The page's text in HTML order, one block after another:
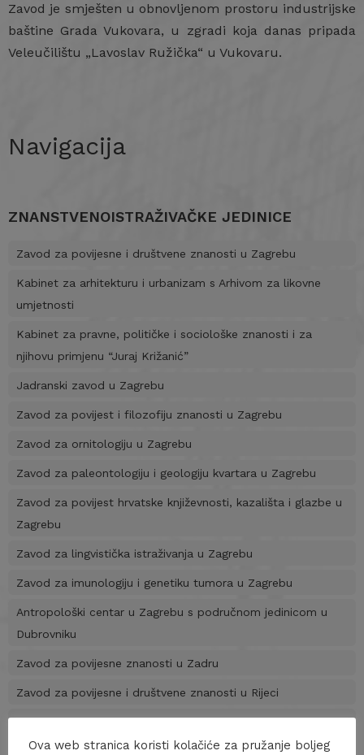
Zavod je smješten u obnovljenom prostoru industrijske
baštine Grada Vukovara, u zgradi koja danas pripada
Veleučilištu „Lavoslav Ružička“ u Vukovaru.
Navigacija
ZNANSTVENOISTRAŽIVAČKE JEDINICE
Zavod za povijesne i društvene znanosti u Zagrebu
Kabinet za arhitekturu i urbanizam s Arhivom za likovne
umjetnosti
Kabinet za pravne, političke i sociološke znanosti i za
njihovu primjenu “Juraj Križanić”
Jadranski zavod u Zagrebu
Zavod za povijest i filozofiju znanosti u Zagrebu
Zavod za ornitologiju u Zagrebu
Zavod za paleontologiju i geologiju kvartara u Zagrebu
Zavod za povijest hrvatske književnosti, kazališta i glazbe u
Zagrebu
Zavod za lingvistička istraživanja u Zagrebu
Zavod za imunologiju i genetiku tumora u Zagrebu
Antropološki centar u Zagrebu s područnom jedinicom u
Dubrovniku
Zavod za povijesne znanosti u Zadru
Zavod za povijesne i društvene znanosti u Rijeci
Zavod za povijesne znanosti u Dubrovniku
Zavod za napredne tehnologije u Dubrovniku
Ova web stranica koristi kolačiće za pružanje boljeg